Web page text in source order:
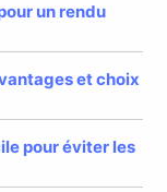
un rendu
et choix
pour éviter les